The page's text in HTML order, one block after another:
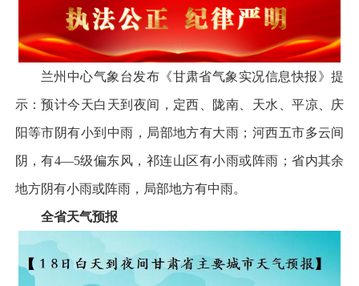
兰州中心气象台发布《甘肃省气象实况信息快报》提
示：预计今天白天到夜间，定西、陇南、天水、平凉、庆
阳等市阴有小到中雨，局部地方有大雨；河西五市多云间
阴，有4—5级偏东风，祁连山区有小雨或阵雨；省内其余
地方阴有小雨或阵雨，局部地方有中雨。
全省天气预报